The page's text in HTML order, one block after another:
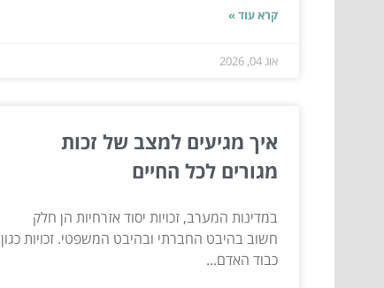
קרא עוד »
אוג 04, 2026
איך מגיעים למצב של זכות
מגורים לכל החיים
במדינות המערב, זכויות יסוד אזרחיות הן חלק
חשוב בהיבט החברתי ובהיבט המשפטי. זכויות כגון
כבוד האדם...